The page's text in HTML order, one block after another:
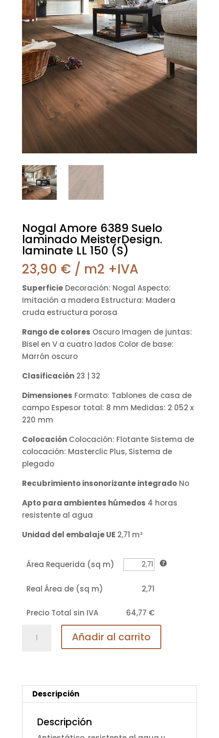
Nogal Amore 6389 Suelo
laminado MeisterDesign.
laminate LL 150 (S)
23,90 € / m2 +IVA
SuperficieDecoración: Nogal Aspecto:
Imitación a madera Estructura: Madera
cruda estructura porosa
Rango de colores Oscuro Imagen de juntas:
Bisel en V a cuatro lados Color de base:
Marrón oscuro
Clasificación23 | 32
Dimensiones Formato: Tablones de casa de
campo Espesor total: 8 mm Medidas: 2 052 x
220 mm
ColocaciónColocación: Flotante Sistema de
colocación: Masterclic Plus, Sistema de
plegado
Recubrimiento insonorizante integradoNo
Apto para ambientes húmedos 4 horas
resistente al agua
Unidad del embalaje UE2,71 m²
Área Requerida (sq m)
Real Área de (sq m) 2,71
Precio Total sin IVA
64,77 €
Amore
MeisterDesign.
laminate
Añadir al carrito
Descripción
Descripción